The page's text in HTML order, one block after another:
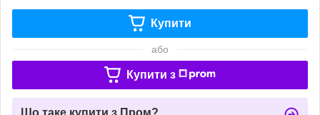
Купити
або
Купити з
Що таке купити з Пром?